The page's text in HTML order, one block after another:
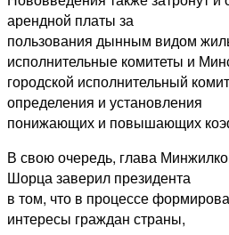
арендной платы за
пользования дынным видом
исполнительные комитеты и
городской исполнительный
определения и установления
понижающих и повышающих
В свою очередь, глава
Шорца заверил президента
в том, что в процессе
интересы граждан страны,